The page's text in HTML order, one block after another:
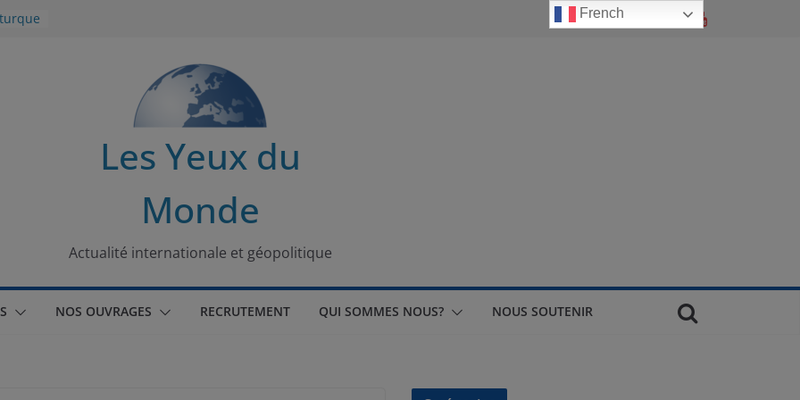
Les Yeux du
Monde
Actualité internationale et géopolitique
NOS OUVRAGES RECRUTEMENT QUI SOMMES NOUS? NOUS SOUTENIR
French